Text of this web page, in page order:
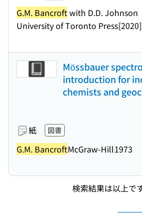
G.M. Bancroftwith D.D. Johnson
University of Toronto Press[2020]
Mössbauer
introduction for
chemists and
紙 図書
G.M. BancroftMcGraw-Hill1973
検索結果は以上で